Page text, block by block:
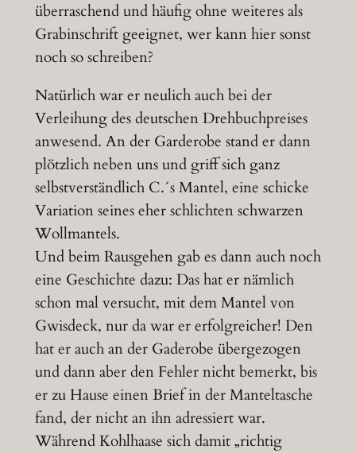
überraschend und häufig ohne weiteres als
Grabinschrift geeignet, wer kann hier sonst
noch so schreiben?
Natürlich war er neulich auch bei der
Verleihung des deutschen Drehbuchpreises
anwesend. An der Garderobe stand er dann
plötzlich neben uns und griff sich ganz
selbstverständlich C.´s Mantel, eine schicke
Variation seines eher schlichten schwarzen
Wollmantels.
Und beim Rausgehen gab es dann auch noch
eine Geschichte dazu: Das hat er nämlich
schon mal versucht, mit dem Mantel von
Gwisdeck, nur da war er erfolgreicher! Den
hat er auch an der Gaderobe übergezogen
und dann aber den Fehler nicht bemerkt, bis
er zu Hause einen Brief in der Manteltasche
fand, der nicht an ihn adressiert war.
Während Kohlhaase sich damit „richtig